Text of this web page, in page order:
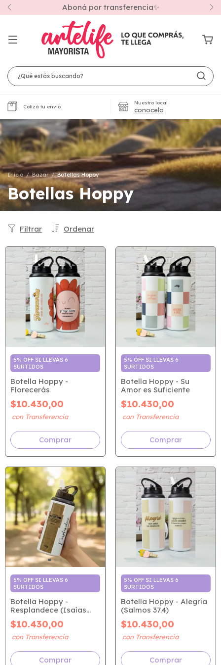
Aboná por transferencia✨
Cotizá tu envío
Nuestro local
conocelo
Inicio / Bazar / Botellas Hoppy
Botellas Hoppy
Ordenar
Filtrar
5% OFF SI LLEVAS 6
SURTIDOS
Botella Hoppy -
Florecerás
$10.430,00
5% OFF SI LLEVAS 6
SURTIDOS
Botella Hoppy - Su
Amor es Suficiente
$10.430,00
5% OFF SI LLEVAS 6
SURTIDOS
Botella Hoppy -
Resplandece (Isaías
60.1)
$10.430,00
5% OFF SI LLEVAS 6
SURTIDOS
Botella Hoppy - Alegría
(Salmos 37.4)
$10.430,00